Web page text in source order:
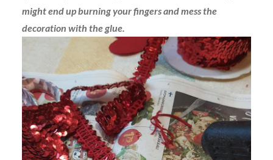
might end up burning your fingers and mess the
decoration with the glue.